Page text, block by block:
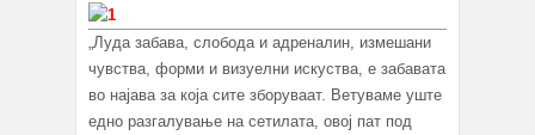
„Луда забава, слобода и адреналин, измешани
чувства, форми и визуелни искуства, е забавата
во најава за која сите зборуваат. Ветуваме уште
едно разгалување на сетилата, овој пат под